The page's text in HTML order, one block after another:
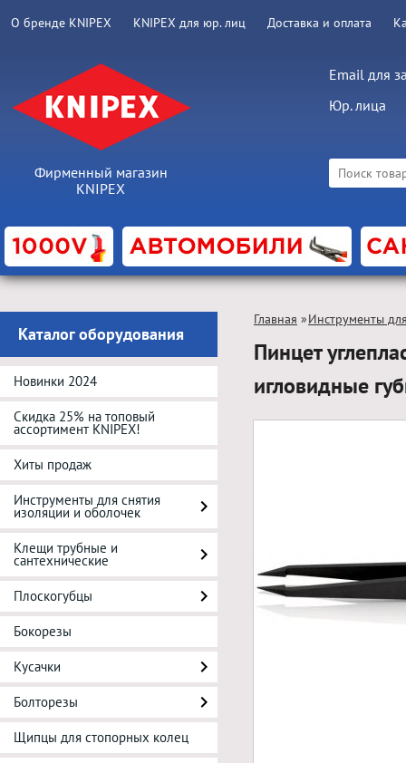
О бренде KNIPEX KNIPEX для юр. лиц Доставка и оплата
Фирменный магазин
KNIPEX
Email для
Юр. лица
Каталог оборудования
Новинки 2024
Скидка 25% на топовый
ассортимент KNIPEX!
Хиты продаж
Инструменты для снятия
изоляции и оболочек
Клещи трубные и
сантехнические
Плоскогубцы
Бокорезы
Кусачки
Болторезы
Щипцы для стопорных колец
Главная »Инструменты
Пинцет
игловидные